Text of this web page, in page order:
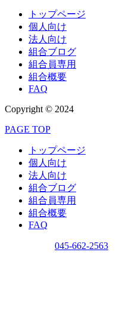
トップページ
個人向け
法人向け
組合ブログ
組合員専用
組合概要
FAQ
Copyright © 2024
PAGE TOP
トップページ
個人向け
法人向け
組合ブログ
組合員専用
組合概要
FAQ
045-662-2563